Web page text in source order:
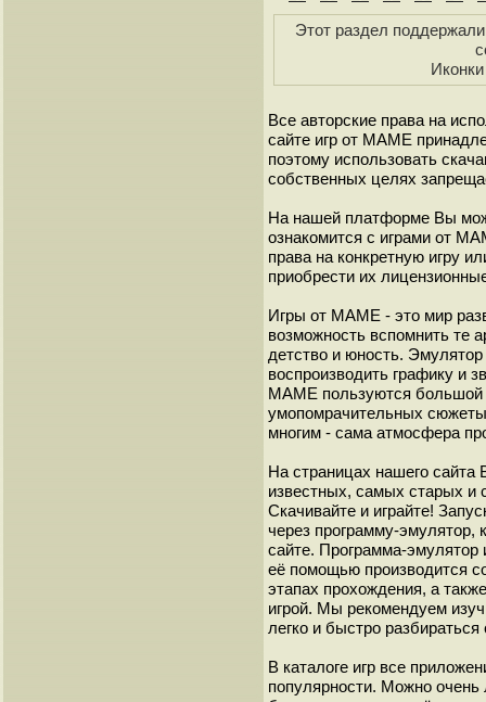
Этот раздел
Все авторские права на
сайте игр от МАМЕ
поэтому использовать
собственных целях
На нашей платформе Вы
ознакомится с играми от
права на конкретную игру
приобрести их
Игры от МАМЕ - это мир
возможность вспомнить те
детство и юность.
воспроизводить графику и
МАМЕ пользуются большой
умопомрачительных
многим - сама атмосфера
На страницах нашего
известных, самых старых
Скачивайте и играйте!
через программу-эмулятор,
сайте. Программа-
её помощью производится
этапах прохождения, а
игрой. Мы рекомендуем
легко и быстро
В каталоге игр все
популярности. Можно очень